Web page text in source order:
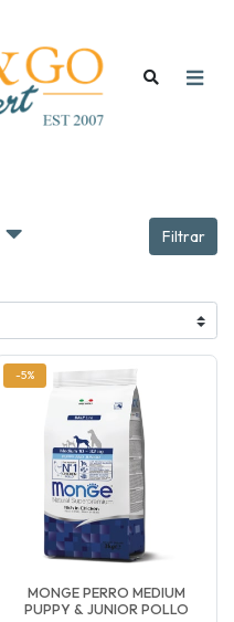
Filtrar
-5%
MONGE PERRO MEDIUM
PUPPY & JUNIOR POLLO